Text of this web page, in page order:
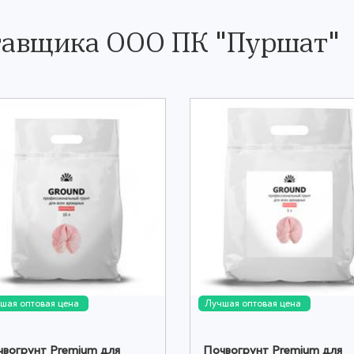
ООО ПК "Пуршат"
оптовая цена
Prеmium для
Лучшая оптовая цена
Почвогрунт Prеmium для